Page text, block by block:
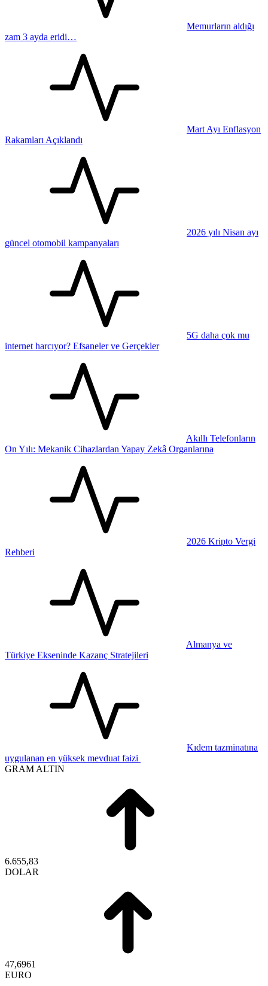
Memurların aldığı
zam 3 ayda eridi…
Mart Ayı Enflasyon
Rakamları Açıklandı
2026 yılı Nisan ayı
güncel otomobil kampanyaları
5G daha çok mu
internet harcıyor? Efsaneler ve Gerçekler
Akıllı Telefonların
On Yılı: Mekanik Cihazlardan Yapay Zekâ Organlarına
2026 Kripto Vergi
Rehberi
Almanya ve
Türkiye Ekseninde Kazanç Stratejileri
Kıdem tazminatına
uygulanan en yüksek mevduat faizi
GRAM ALTIN
6.655,83
DOLAR
47,6961
EURO